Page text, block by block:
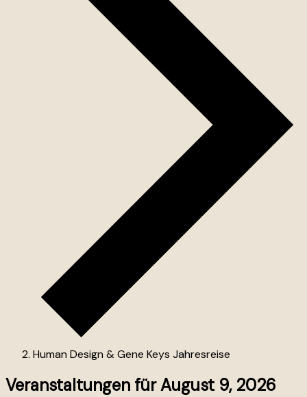
Human Design & Gene Keys Jahresreise
Veranstaltungen für August 9, 2026